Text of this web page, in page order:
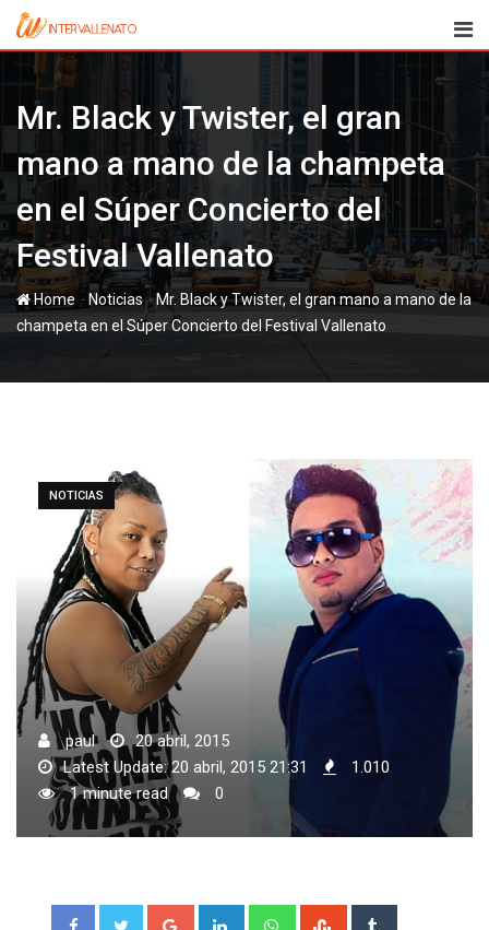
Skip
content
Mr. Black y Twister, el gran
mano a mano de la champeta
en el Súper Concierto del
Festival Vallenato
Home - Noticias-Mr. Black y Twister, el gran mano a mano de la
champeta en el Súper Concierto del Festival Vallenato
NOTICIAS
paul
20 abril, 2015
Latest Update: 20 abril, 2015 21:31
1.010
1 minute read
0
Google+ LinkedIn WhatsappStumbleUpon